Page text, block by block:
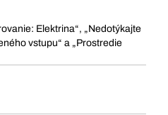
Elektrina“, „Nedotýkajte
vstupu“ a „Prostredie